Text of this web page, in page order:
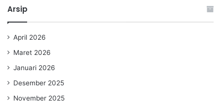
Arsip
April 2026
Maret 2026
Januari 2026
Desember 2025
November 2025